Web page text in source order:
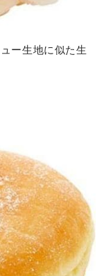
ー生地に似た生